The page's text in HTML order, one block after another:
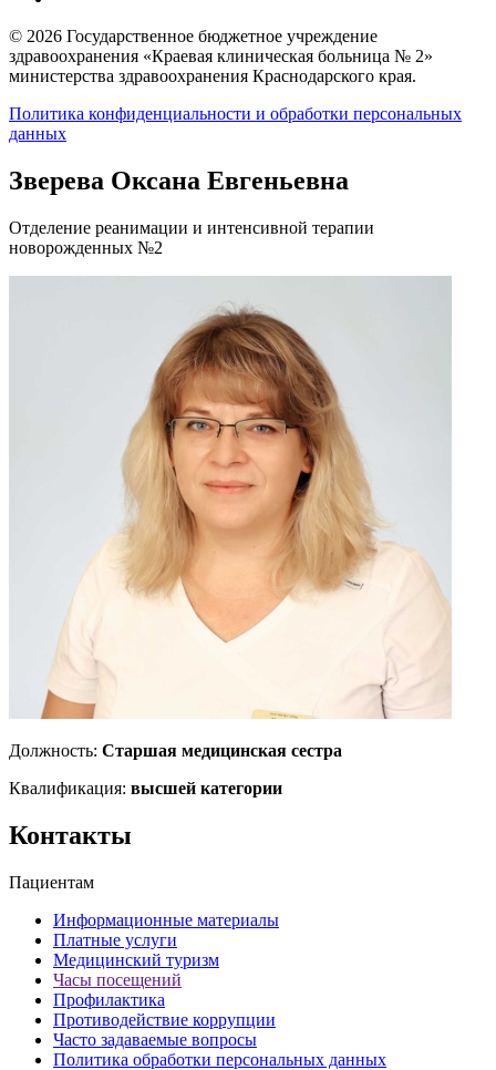
© 2026 Государственное бюджетное учреждение
здравоохранения «Краевая клиническая больница № 2»
министерства здравоохранения Краснодарского края.
Политика конфиденциальности и обработки персональных
данных
Зверева Оксана Евгеньевна
Отделение реанимации и интенсивной терапии
новорожденных №2
Должность: Старшая медицинская сестра
Квалификация: высшей категории
Контакты
Пациентам
Информационные материалы
Платные услуги
Медицинский туризм
Часы посещений
Профилактика
Противодействие коррупции
Часто задаваемые вопросы
Политика обработки персональных данных